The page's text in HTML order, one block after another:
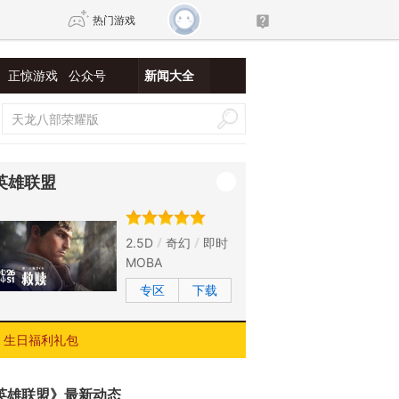
热门游戏
新仙侠5
正惊游戏 公众号 新闻大全
雄联盟
2.5D 奇幻
即时
MOBA
专区
下载
生日福利礼包
雄联盟》最新动态